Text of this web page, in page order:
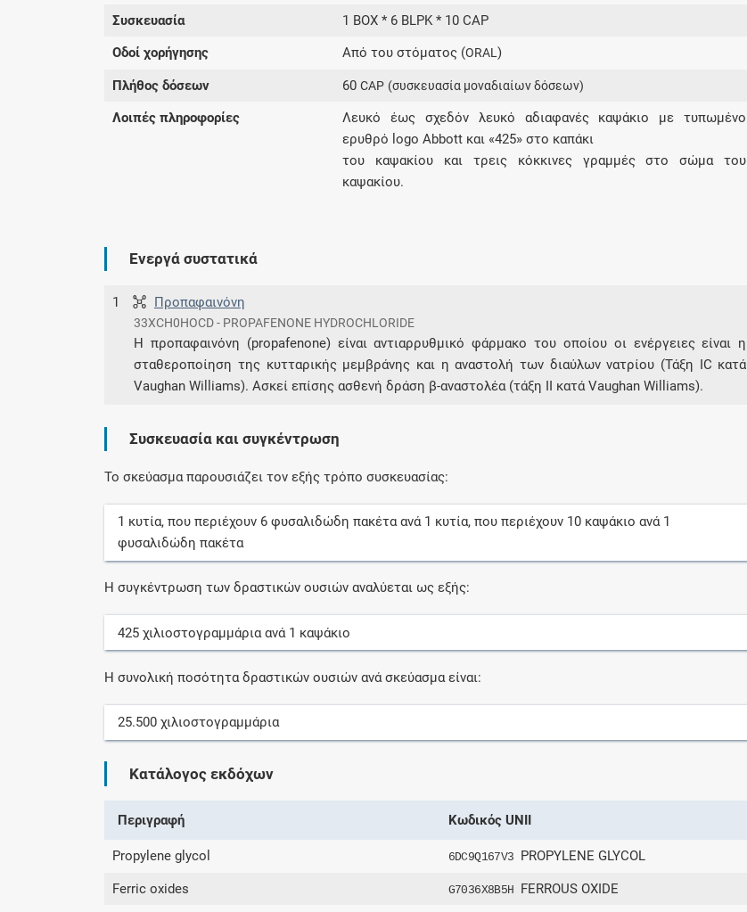
Μοιραζόμαστε μαζί σας γεγονότα της
Συσκευασία 1 BOX * 6 BLPK * 10 CAP
Οδοί χορήγησης Από του στόματος (ORAL)
Πλήθος δόσεων 60CAP (συσκευασία μοναδιαίων δόσεων)
Λοιπές πληροφορίες
Λευκό έως σχεδόν λευκό αδιαφανές καψάκιο με τυπωμένο
ερυθρό logo Abbott και «425» στο καπάκι
του καψακίου και τρεις κόκκινες γραμμές στο σώμα του
καψακίου.
Ενεργά συστατικά
1 Προπαφαινόνη
33XCH0HOCD - PROPAFENONE HYDROCHLORIDE
Η προπαφαινόνη (propafenone) είναι αντιαρρυθμικό φάρμακο του οποίου οι ενέργειες είναι η
σταθεροποίηση της κυτταρικής μεμβράνης και η αναστολή των διαύλων νατρίου (Τάξη IC κατά
Vaughan Williams). Ασκεί επίσης ασθενή δράση β-αναστολέα (τάξη ΙΙ κατά Vaughan Williams).
Συσκευασία και συγκέντρωση
Το σκεύασμα παρουσιάζει τον εξής τρόπο συσκευασίας:
1 κυτία, που περιέχουν 6 φυσαλιδώδη πακέταανά 1 κυτία, που περιέχουν 10 καψάκιο ανά 1
φυσαλιδώδη πακέτα
Η συγκέντρωση των δραστικών ουσιών αναλύεται ως εξής:
425 χιλιοστογραμμάριαανά 1 καψάκιο
Η συνολική ποσότητα δραστικών ουσιών ανά σκεύασμα είναι:
25.500 χιλιοστογραμμάρια
Κατάλογος εκδόχων
Περιγραφή Κωδικός UNII
Propylene glycol 6DC9Q167V3 PROPYLENE GLYCOL
Ferric oxides G7036X8B5H FERROUS OXIDE